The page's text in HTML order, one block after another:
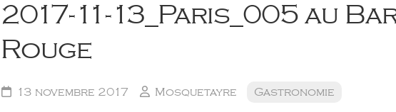
2017-11-13_Paris_005 au
Rouge
13 novembre 2017 Mosquetayre Gastronomie